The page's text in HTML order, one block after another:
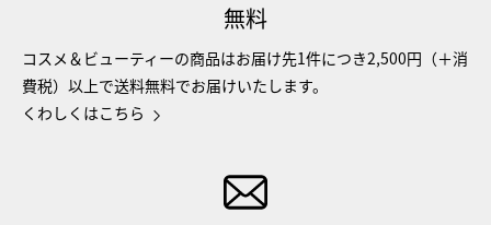
無料
コスメ＆ビューティーの商品はお届け先1件につき2,500円（＋消
費税）以上で送料無料でお届けいたします。
くわしくはこちら